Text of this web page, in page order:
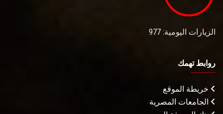
الزيارات اليومية: 977
روابط تهمك
خريطة الموقع
الجامعات المصرية